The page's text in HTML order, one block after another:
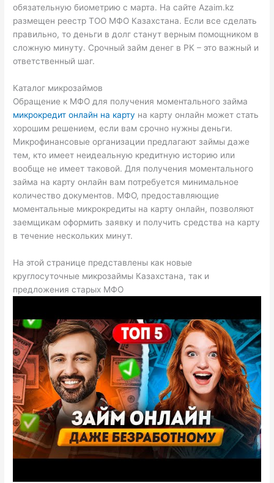
обязательную биометрию с марта. На сайте Azaim.kz
размещен реестр ТОО МФО Казахстана. Если все сделать
правильно, то деньги в долг станут верным помощником в
сложную минуту. Срочный займ денег в РК – это важный и
ответственный шаг.
Каталог микрозаймов
Обращение к МФО для получения моментального займа
микрокредит онлайн на карту на карту онлайн может стать
хорошим решением, если вам срочно нужны деньги.
Микрофинансовые организации предлагают займы даже
тем, кто имеет неидеальную кредитную историю или
вообще не имеет таковой. Для получения моментального
займа на карту онлайн вам потребуется минимальное
количество документов. МФО, предоставляющие
моментальные микрокредиты на карту онлайн, позволяют
заемщикам оформить заявку и получить средства на карту
в течение нескольких минут.
На этой странице представлены как новые
круглосуточные микрозаймы Казахстана, так и
предложения старых МФО